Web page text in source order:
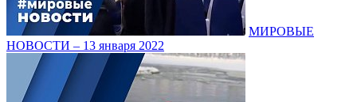
МИРОВЫЕ
НОВОСТИ – 13 января 2022